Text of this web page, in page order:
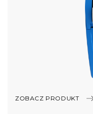
ZOBACZ PRODUKT